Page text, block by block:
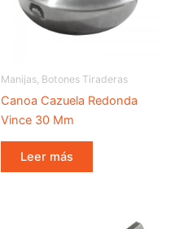
Manijas, Botones Tiraderas
Canoa Cazuela Redonda
Vince 30 Mm
Leer más